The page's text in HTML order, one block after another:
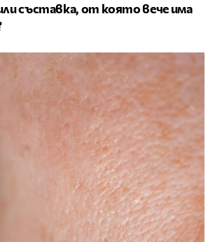
съставка, от която вече има